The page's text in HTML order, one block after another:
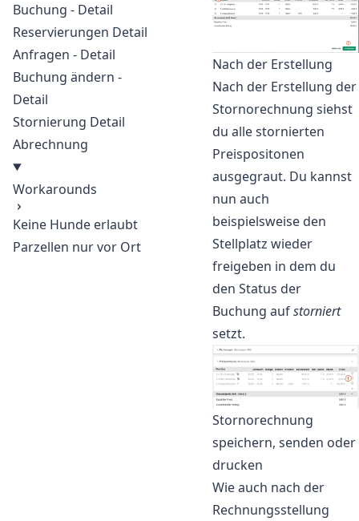
Buchung - Detail
Reservierungen Detail
Anfragen - Detail
Buchung ändern -
Detail
Stornierung Detail
Abrechnung
Workarounds
Keine Hunde erlaubt
Parzellen nur vor Ort
Nach der Erstellung
Nach der Erstellung der
Stornorechnung siehst
du alle stornierten
Preispositonen
ausgegraut. Du kannst
nun auch
beispielsweise den
Stellplatz wieder
freigeben in dem du
den Status der
Buchung aufstorniert
setzt.
Stornorechnung
speichern, senden oder
drucken
Wie auch nach der
Rechnungsstellung